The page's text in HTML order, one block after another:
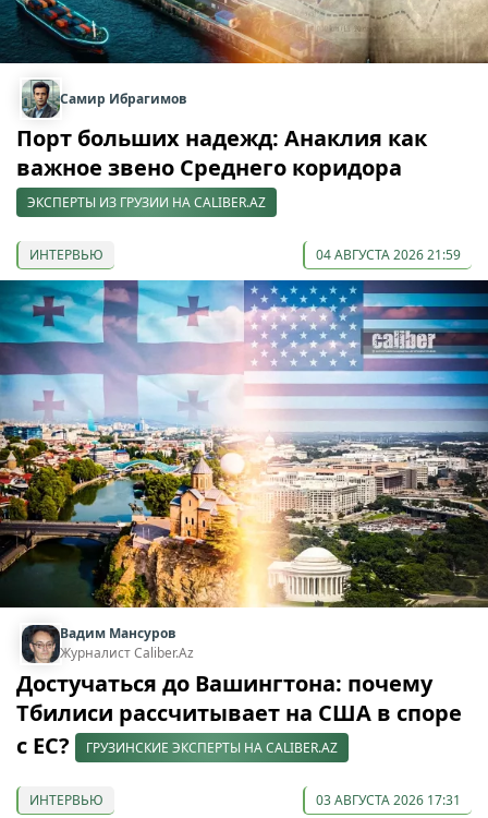
Самир Ибрагимов
Порт больших надежд: Анаклия как
важное звено Среднего коридора
ЭКСПЕРТЫ ИЗ ГРУЗИИ НА CALIBER.AZ
ИНТЕРВЬЮ 04 АВГУСТА 2026 21:59
Вадим Мансуров
Журналист Caliber.Az
Достучаться до Вашингтона: почему
Тбилиси рассчитывает на США в споре
с ЕС?
ГРУЗИНСКИЕ ЭКСПЕРТЫ НА CALIBER.AZ
ИНТЕРВЬЮ 03 АВГУСТА 2026 17:31